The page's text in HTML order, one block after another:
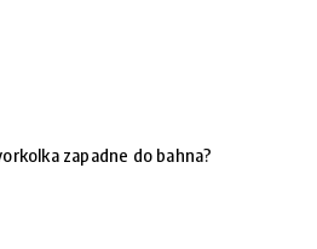
zapadne do bahna?